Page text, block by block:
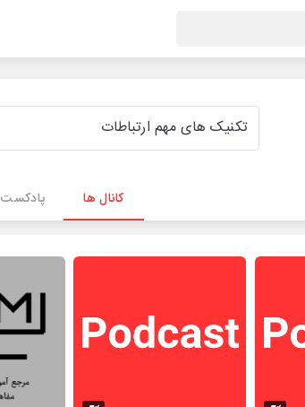
کانال ها پادکست